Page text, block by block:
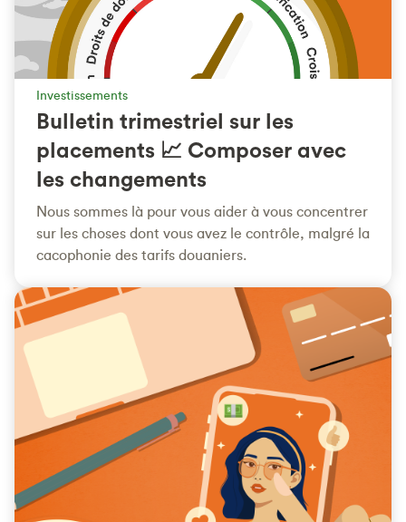
Investissements
Bulletin trimestriel sur les
placements 📈 Composer avec
les changements
Nous sommes là pour vous aider à vous concentrer
sur les choses dont vous avez le contrôle, malgré la
cacophonie des tarifs douaniers.